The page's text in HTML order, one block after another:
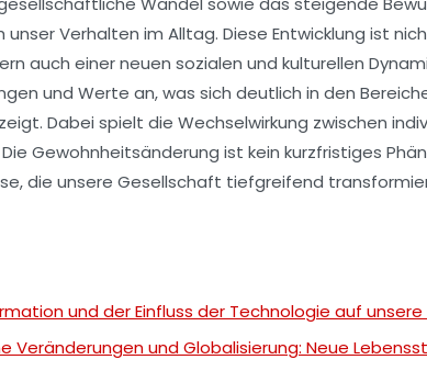
Verhalten im Alltag. Diese Entwicklung ist
auch einer neuen sozialen und kulturellen
und Werte an, was sich deutlich in den
Dabei spielt die Wechselwirkung zwischen
Gewohnheitsänderung ist kein kurzfristiges
die unsere Gesellschaft tiefgreifend
und der Einfluss der Technologie auf
Veränderungen und Globalisierung: Neue